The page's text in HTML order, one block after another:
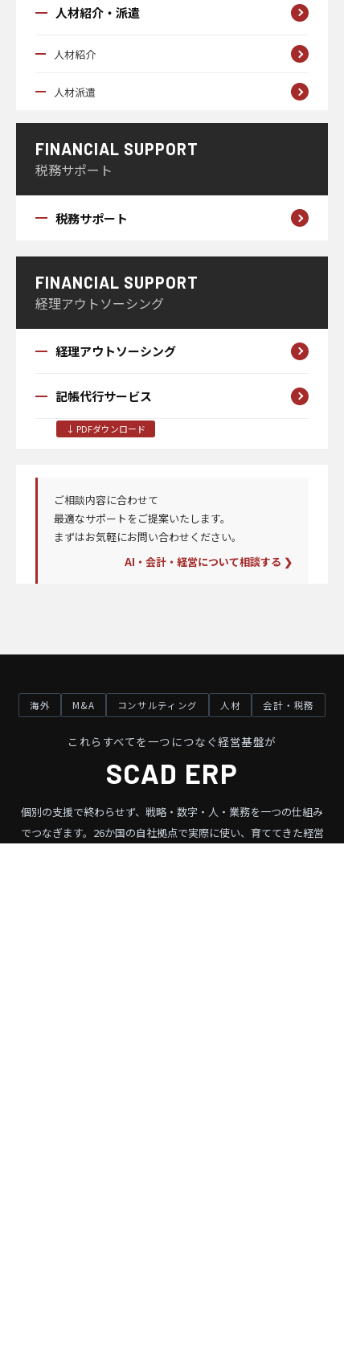
人材紹介・派遣
人材紹介
人材派遣
FINANCIAL SUPPORT
税務サポート
税務サポート
FINANCIAL SUPPORT
経理アウトソーシング
経理アウトソーシング
記帳代行サービス
↓ PDFダウンロード
ご相談内容に合わせて
最適なサポートをご提案いたします。
まずはお気軽にお問い合わせください。
AI・会計・経営について相談する ❯
海外 M&A コンサルティング 人材 会計・税務
これらすべてを一つにつなぐ経営基盤が
SCAD ERP
個別の支援で終わらせず、戦略・数字・人・業務を一つの仕組み
でつなぎます。 26か国の自社拠点で実際に使い、育ててきた経営